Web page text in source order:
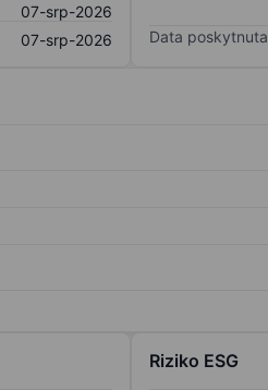
07-srp-2026
07-srp-2026 Data
Riziko ESG